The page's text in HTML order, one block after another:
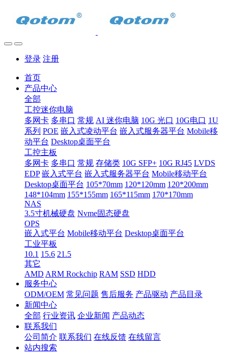
登录 注册
首页
产品中心
全部
工控迷你电脑
多网卡 多串口 常规 AI 迷你电脑 10G 光口 10G电口 1U
系列 POE 嵌入式凌动平台 嵌入式服务器平台 Mobile移
动平台 Desktop桌面平台
工控主板
多网卡 多串口 常规 存储类 10G SFP+ 10G RJ45 LVDS
EDP 嵌入式平台 嵌入式服务器平台 Mobile移动平台
Desktop桌面平台 105*70mm 120*120mm 120*200mm
148*104mm 155*155mm 165*115mm 170*170mm
NAS
3.5寸机械硬盘 Nvme固态硬盘
OPS
嵌入式平台 Mobile移动平台 Desktop桌面平台
工业平板
10.1 15.6 21.5
其它
AMD ARM Rockchip RAM SSD HDD
服务中心
ODM/OEM 常见问题 售后服务 产品驱动 产品目录
新闻中心
全部 行业资讯 企业新闻 产品动态
联系我们
公司简介 联系我们 在线反馈 在线留言
站内搜索